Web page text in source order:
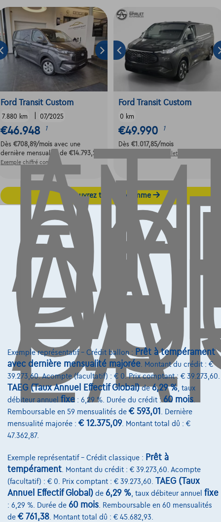
Ford Transit Custom
7.880 km 07/2025
€46.948 1
Dès €708,89/mois avec une
dernière mensualité de €14.793,29
Exemple chiffré complet
Ford Transit Custom
0 km
€49.990 1
Dès €1.017,85/mois
Exemple chiffré complet
Découvrez toute la gamme
DE
DE
Exemple représentatif – Crédit ballon : Prêt à tempérament
avec dernière mensualité majorée . Montant du crédit : €
39.273,60. Acompte (facultatif) : € 0. Prix comptant : € 39.273,60.
TAEG (Taux Annuel Effectif Global)de6,29 % , taux
débiteur annuel fixe : 6,29 %. Durée du crédit : 60 mois
Remboursable en 59 mensualités de € 593,01
. Dernière
mensualité majorée : € 12.375,09. Montant total dû : €
47.362,87.
Exemple représentatif – Crédit classique : Prêt à
tempérament . Montant du crédit : € 39.273,60. Acompte
(facultatif) : € 0. Prix comptant : € 39.273,60. TAEG (Taux
Annuel Effectif Global) de 6,29 % , taux débiteur annuel fixe
: 6,29 %. Durée de 60 mois . Remboursable en 60 mensualités
de € 761,38 . Montant total dû : € 45.682,93.
Contact
info@touringcarselect.be
Avenue Roi Albert II 4, B12
1000 Bruxelles
Services & Solutions
Assistance dépannage
Financement
Assurance auto
Leasing
Sur Nous
Devenez client